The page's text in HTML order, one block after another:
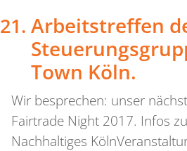
Arbeitstreffen
Town Köln.
Wir besprechen: unser
Fairtrade Night 2017. Infos
Nachhaltiges